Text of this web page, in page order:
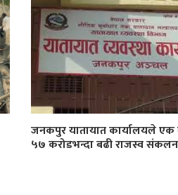
जनकपुर यातायात कार्यालयले एक
५७ करोडभन्दा बढी राजस्व संकलन